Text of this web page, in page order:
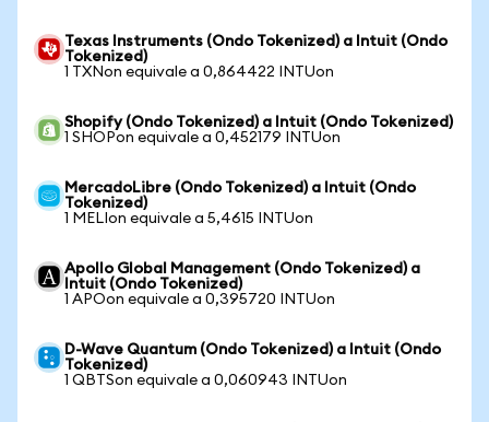
Texas Instruments (Ondo Tokenized) a Intuit (Ondo
Tokenized)
1 TXNon equivale a 0,864422 INTUon
Shopify (Ondo Tokenized) a Intuit (Ondo Tokenized)
1 SHOPon equivale a 0,452179 INTUon
MercadoLibre (Ondo Tokenized) a Intuit (Ondo
Tokenized)
1 MELIon equivale a 5,4615 INTUon
Apollo Global Management (Ondo Tokenized) a
Intuit (Ondo Tokenized)
1 APOon equivale a 0,395720 INTUon
D-Wave Quantum (Ondo Tokenized) a Intuit (Ondo
Tokenized)
1 QBTSon equivale a 0,060943 INTUon